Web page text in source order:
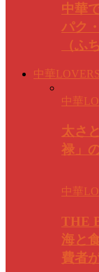
中華
パク
（ふ
中華LOVERS
中華
太さ
禄」
中華
THE
海と
費者